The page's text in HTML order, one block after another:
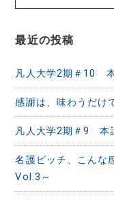
ョ
ン
最近の投稿
凡人大学2期＃10
感謝は、味わうだけ
凡人大学2期＃9 本
名護ピッチ、こんな
Vol.3～